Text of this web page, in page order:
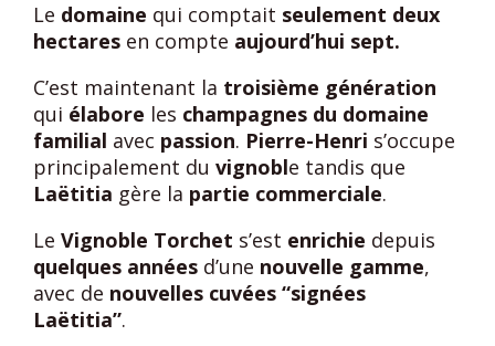
Le domaine qui comptait seulement deux
hectares en compte aujourd’hui sept.
C’est maintenant la troisième génération
qui élabore les champagnes du domaine
familial avec passion. Pierre-Henri s’occupe
principalement du vignoble tandis que
Laëtitia gère la partie commerciale.
Le Vignoble Torchet s’est enrichie depuis
quelques années d’une nouvelle gamme,
avec de nouvelles cuvées “signées
Laëtitia”.